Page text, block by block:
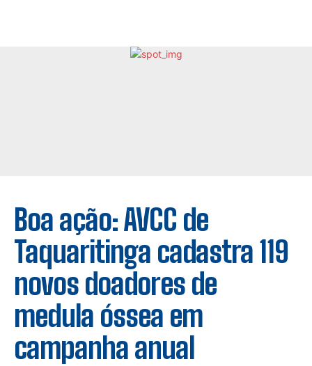
Boa ação: AVCC de
Taquaritinga cadastra 119
novos doadores de
medula óssea em
campanha anual